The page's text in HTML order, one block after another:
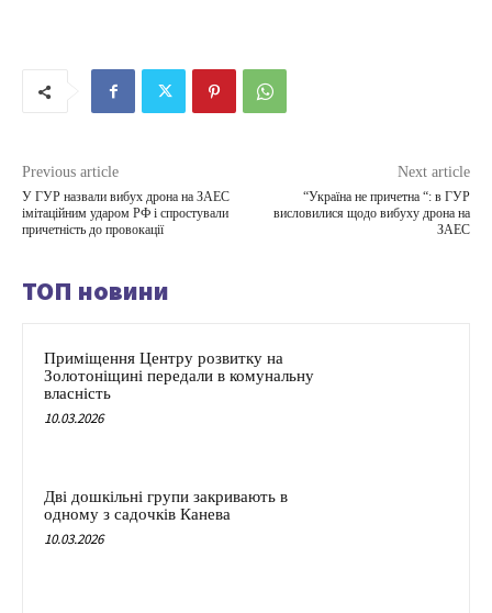
Previous article
У ГУР назвали вибух дрона на ЗАЕС
імітаційним ударом РФ і спростували
причетність до провокації
Next article
“Україна не причетна “: в ГУР
висловилися щодо вибуху дрона на
ЗАЕС
ТОП новини
Приміщення Центру розвитку на
Золотоніщині передали в комунальну
власність
10.03.2026
Дві дошкільні групи закривають в
одному з садочків Канева
10.03.2026